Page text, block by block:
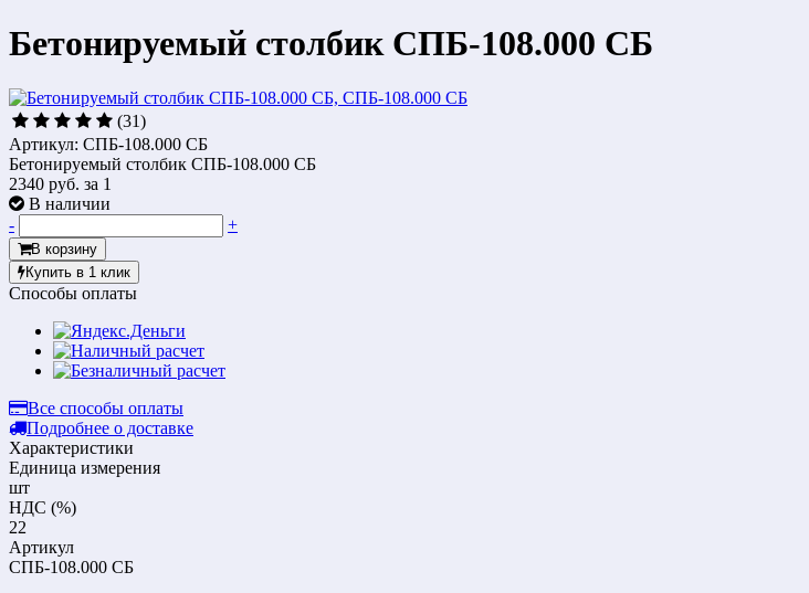
Бетонируемый столбик СПБ-108.000 СБ
(31)
Артикул: СПБ-108.000 СБ
Бетонируемый столбик СПБ-108.000 СБ
2340 руб. за 1
В наличии
-
+
В корзину
Купить в 1 клик
Способы оплаты
Все способы оплаты
Подробнее о доставке
Характеристики
Единица измерения
шт
НДС (%)
22
Артикул
СПБ-108.000 СБ